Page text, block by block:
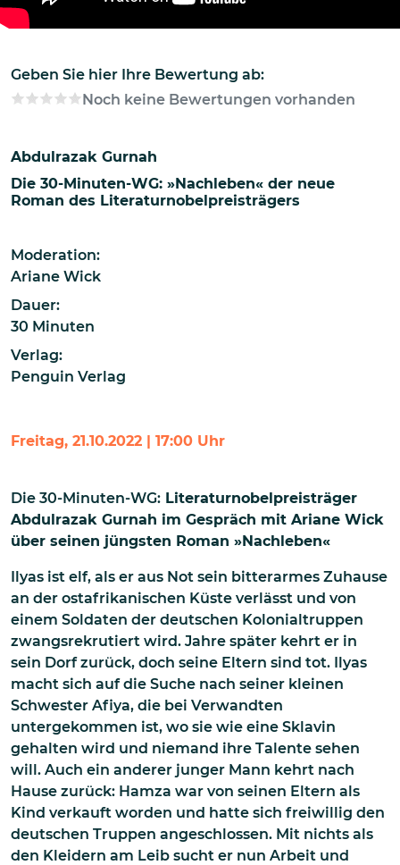
Geben Sie hier Ihre Bewertung ab:
Noch keine Bewertungen vorhanden
Abdulrazak Gurnah
Die 30-Minuten-WG: »Nachleben« der neue
Roman des Literaturnobelpreisträgers
Moderation:
Ariane Wick
Dauer:
30 Minuten
Verlag:
Penguin Verlag
Freitag, 21.10.2022 | 17:00 Uhr
Die 30-Minuten-WG: Literaturnobelpreisträger
Abdulrazak Gurnah im Gespräch mit Ariane Wick
über seinen jüngsten Roman »Nachleben«
Ilyas ist elf, als er aus Not sein bitterarmes Zuhause
an der ostafrikanischen Küste verlässt und von
einem Soldaten der deutschen Kolonialtruppen
zwangsrekrutiert wird. Jahre später kehrt er in
sein Dorf zurück, doch seine Eltern sind tot. Ilyas
macht sich auf die Suche nach seiner kleinen
Schwester Afiya, die bei Verwandten
untergekommen ist, wo sie wie eine Sklavin
gehalten wird und niemand ihre Talente sehen
will. Auch ein anderer junger Mann kehrt nach
Hause zurück: Hamza war von seinen Eltern als
Kind verkauft worden und hatte sich freiwillig den
deutschen Truppen angeschlossen. Mit nichts als
den Kleidern am Leib sucht er nun Arbeit und